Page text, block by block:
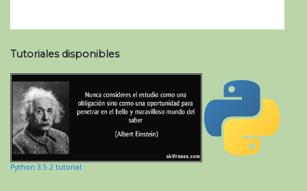
Tutoriales disponibles
Python 3.5.2 tutorial